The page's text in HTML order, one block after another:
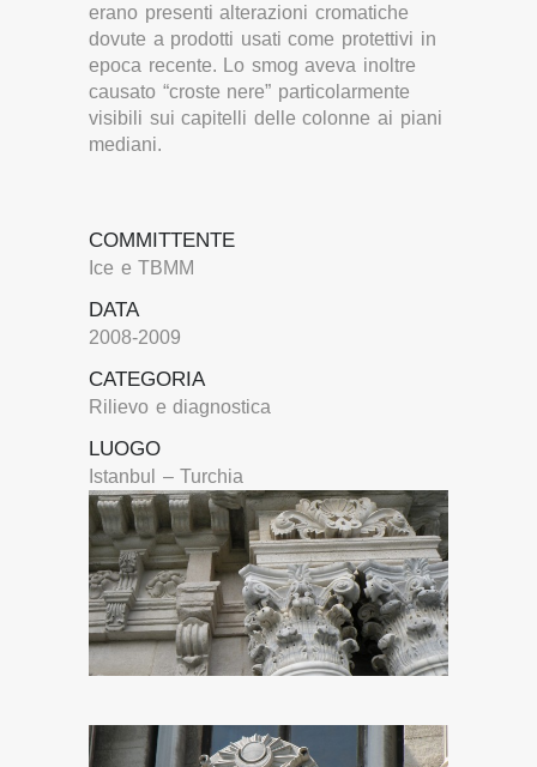
erano presenti alterazioni cromatiche
dovute a prodotti usati come protettivi in
epoca recente. Lo smog aveva inoltre
causato “croste nere” particolarmente
visibili sui capitelli delle colonne ai piani
mediani.
COMMITTENTE
Ice e TBMM
DATA
2008-2009
CATEGORIA
Rilievo e diagnostica
LUOGO
Istanbul – Turchia